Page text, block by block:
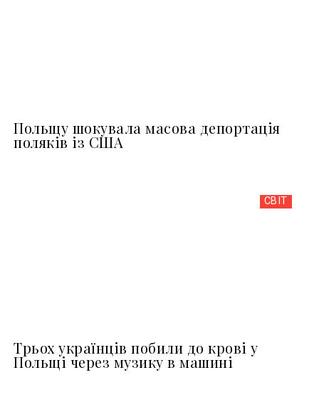
Польщу шокувала масова депортація
поляків із США
СВІТ
Трьох українців побили до крові у
Польщі через музику в машині